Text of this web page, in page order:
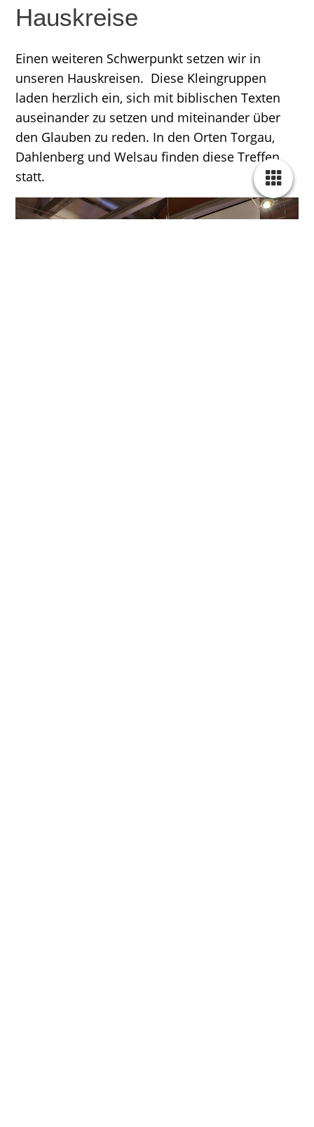
Hauskreise
Einen weiteren Schwerpunkt setzen wir in
unseren Hauskreisen. Diese Kleingruppen
laden herzlich ein, sich mit biblischen Texten
auseinander zu setzen und miteinander über
den Glauben zu reden. In den Orten Torgau,
Dahlenberg und Welsau finden diese Treffen
statt.